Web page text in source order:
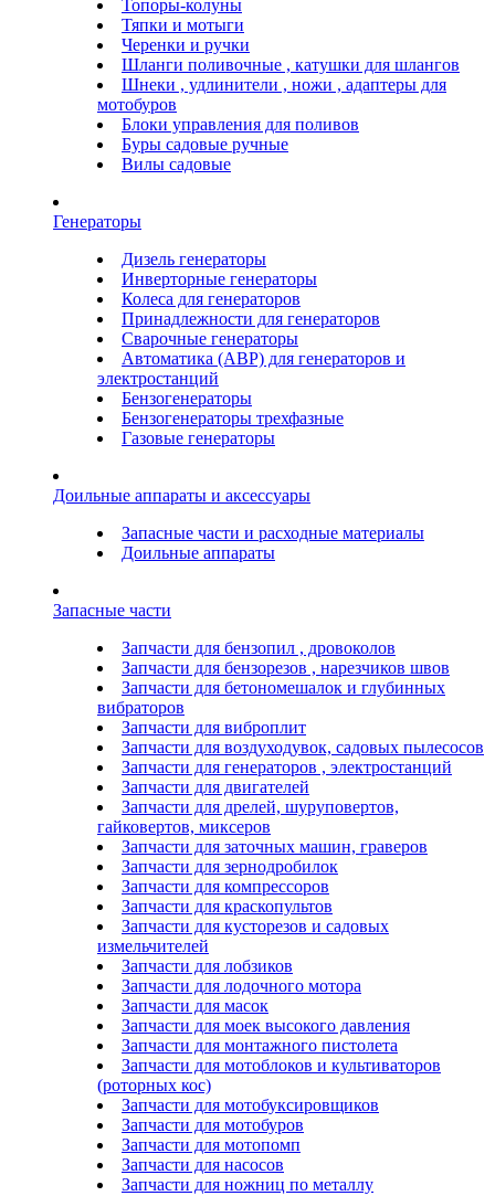
Топоры-колуны
Тяпки и мотыги
Черенки и ручки
Шланги поливочные , катушки для шлангов
Шнеки , удлинители , ножи , адаптеры для
мотобуров
Блоки управления для поливов
Буры садовые ручные
Вилы садовые
Генераторы
Дизель генераторы
Инверторные генераторы
Колеса для генераторов
Принадлежности для генераторов
Сварочные генераторы
Автоматика (АВР) для генераторов и
электростанций
Бензогенераторы
Бензогенераторы трехфазные
Газовые генераторы
Доильные аппараты и аксессуары
Запасные части и расходные материалы
Доильные аппараты
Запасные части
Запчасти для бензопил , дровоколов
Запчасти для бензорезов , нарезчиков швов
Запчасти для бетономешалок и глубинных
вибраторов
Запчасти для виброплит
Запчасти для воздуходувок, садовых пылесосов
Запчасти для генераторов , электростанций
Запчасти для двигателей
Запчасти для дрелей, шуруповертов,
гайковертов, миксеров
Запчасти для заточных машин, граверов
Запчасти для зернодробилок
Запчасти для компрессоров
Запчасти для краскопультов
Запчасти для кусторезов и садовых
измельчителей
Запчасти для лобзиков
Запчасти для лодочного мотора
Запчасти для масок
Запчасти для моек высокого давления
Запчасти для монтажного пистолета
Запчасти для мотоблоков и культиваторов
(роторных кос)
Запчасти для мотобуксировщиков
Запчасти для мотобуров
Запчасти для мотопомп
Запчасти для насосов
Запчасти для ножниц по металлу